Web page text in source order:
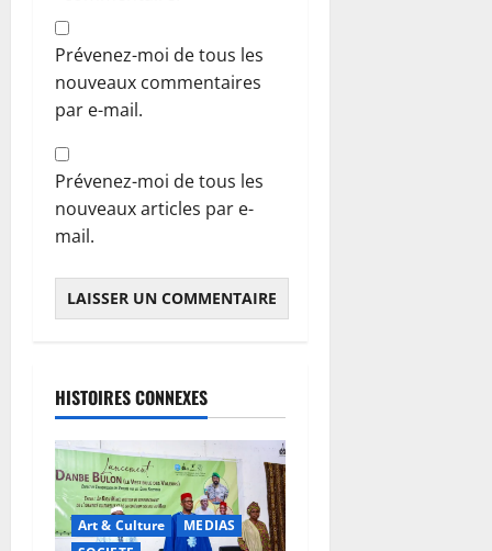
Prévenez-moi de tous les
nouveaux commentaires
par e-mail.
Prévenez-moi de tous les
nouveaux articles par e-
mail.
HISTOIRES CONNEXES
Art & Culture
MEDIAS